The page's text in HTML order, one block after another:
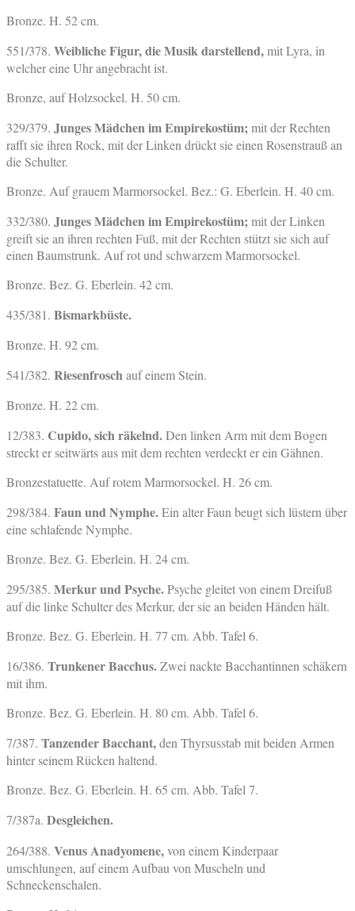
Bronze. H. 52 cm.
551/378. Weibliche Figur, die Musik darstellend,mit Lyra, in
welcher eine Uhr angebracht ist.
Bronze, auf Holzsockel. H. 50 cm.
329/379. Junges Mädchen im Empirekostüm;mit der Rechten
rafft sie ihren Rock, mit der Linken drückt sie einen Rosenstrauß an
die Schulter.
Bronze. Auf grauem Marmorsockel. Bez.: G. Eberlein. H. 40 cm.
332/380. Junges Mädchen im Empirekostüm;mit der Linken
greift sie an ihren rechten Fuß, mit der Rechten stützt sie sich auf
einen Baumstrunk. Auf rot und schwarzem Marmorsockel.
Bronze. Bez. G. Eberlein. 42 cm.
435/381. Bismarkbüste.
Bronze. H. 92 cm.
541/382. Riesenfroschauf einem Stein.
Bronze. H. 22 cm.
12/383. Cupido, sich räkelnd.Den linken Arm mit dem Bogen
streckt er seitwärts aus mit dem rechten verdeckt er ein Gähnen.
Bronzestatuette. Auf rotem Marmorsockel. H. 26 cm.
298/384. Faun und Nymphe.Ein alter Faun beugt sich lüstern über
eine schlafende Nymphe.
Bronze. Bez. G. Eberlein. H. 24 cm.
295/385. Merkur und Psyche.Psyche gleitet von einem Dreifuß
auf die linke Schulter des Merkur, der sie an beiden Händen hält.
Bronze. Bez. G. Eberlein. H. 77 cm. Abb. Tafel 6.
16/386. Trunkener Bacchus.Zwei nackte Bacchantinnen schäkern
mit ihm.
Bronze. Bez. G. Eberlein. H. 80 cm. Abb. Tafel 6.
7/387. Tanzender Bacchant,den Thyrsusstab mit beiden Armen
hinter seinem Rücken haltend.
Bronze. Bez. G. Eberlein. H. 65 cm. Abb. Tafel 7.
7/387a. Desgleichen.
264/388. Venus Anadyomene,von einem Kinderpaar
umschlungen, auf einem Aufbau von Muscheln und
Schneckenschalen.